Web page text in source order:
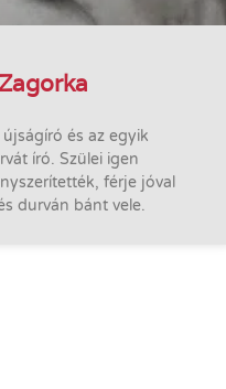
és az egyik
író. Szülei igen
férje jóval
durván bánt vele.